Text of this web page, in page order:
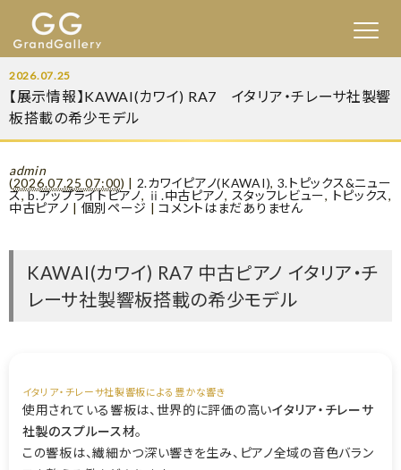
2026.07.25
【展示情報】KAWAI(カワイ) RA7 イタリア・チレーサ社製響
板搭載の希少モデル
admin
(2026.07.25 07:00) | 2.カワイピアノ(KAWAI), 3.トピックス&ニュー
ス,b.アップライトピアノ, ⅱ.中古ピアノ, スタッフレビュー, トピックス,
中古ピアノ | 個別ページ |コメントはまだありません
KAWAI(カワイ) RA7 中古ピアノ イタリア・チ
レーサ社製響板搭載の希少モデル
イタリア・チレーサ社製響板による豊かな響き
使用されている響板は、世界的に評価の高いイタリア・チレーサ
社製のスプルース材。
この響板は、繊細かつ深い響きを生み、ピアノ全域の音色バラン